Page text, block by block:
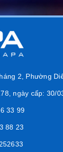
sự khác biệt
nhiệt tốt hơn,
tiết kiệm
2, Phường
ngày cấp: 30/
33 99
88 23